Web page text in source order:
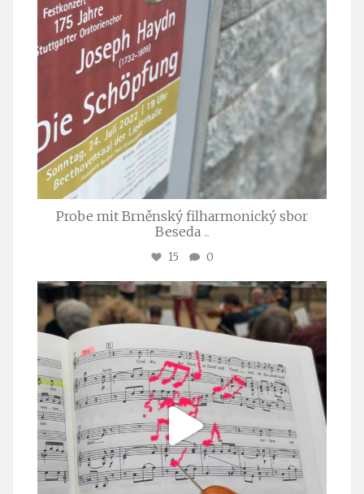
Probe mit Brněnský filharmonický sbor
Beseda ...
15 0
stuttgarter_oratorienchor
Juli 23